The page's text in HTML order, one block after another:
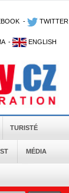
- TWITTER
- ENGLISH
TURISTÉ
MÉDIA